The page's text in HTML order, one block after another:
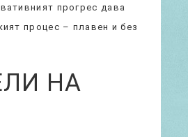
прогрес дава
процес – плавен и без
НА